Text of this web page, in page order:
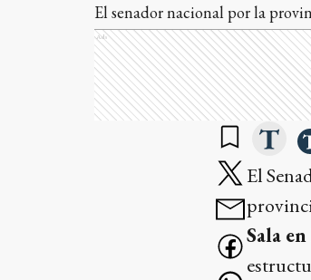
El senador nacional por la
Ads
El
Sala